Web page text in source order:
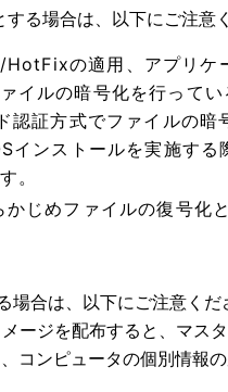
る場合は、以下にご注意
の適用、アプリケ
イルの暗号化を行って
証方式でファイルの暗
ンストールを実施す
。
じめファイルの復号化
合は、以下にご注意くだ
ージを配布すると、マス
ンピュータの個別情報